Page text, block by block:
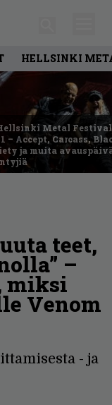
HELLSINKI
Metal
– Accept, Carcass,
ja muita
teet,
–
miksi
Venom
- ja